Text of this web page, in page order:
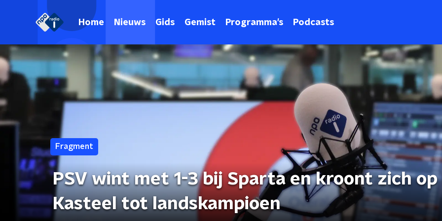
Home Nieuws Gids Gemist Programma's Podcasts
Fragment
PSV wint met 1-3 bij Sparta en kroont zich
Kasteel tot landskampioen